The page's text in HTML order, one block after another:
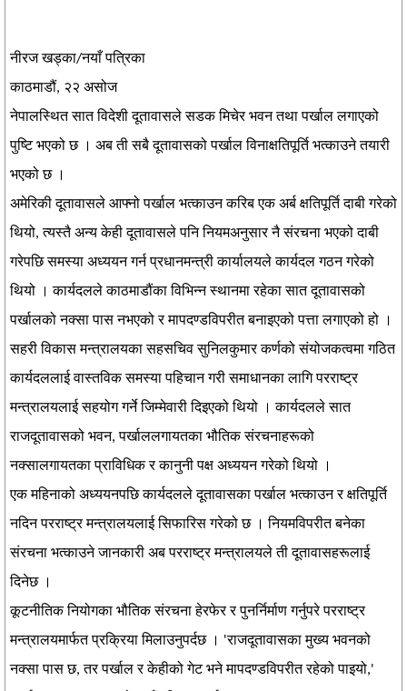
नीरज खड्का/नयाँ पत्रिका
काठमाडौं, २२ असोज
नेपालस्थित सात विदेशी दूतावासले सडक मिचेर भवन तथा पर्खाल लगाएको
पुष्टि भएको छ । अब ती सबै दूतावासको पर्खाल विनाक्षतिपूर्ति भत्काउने तयारी
भएको छ ।
अमेरिकी दूतावासले आफ्नो पर्खाल भत्काउन करिब एक अर्ब क्षतिपूर्ति दाबी गरेको
थियो, त्यस्तै अन्य केही दूतावासले पनि नियमअनुसार नै संरचना भएको दाबी
गरेपछि समस्या अध्ययन गर्न प्रधानमन्त्री कार्यालयले कार्यदल गठन गरेको
थियो । कार्यदलले काठमाडौंका विभिन्न स्थानमा रहेका सात दूतावासको
पर्खालको नक्सा पास नभएको र मापदण्डविपरीत बनाइएको पत्ता लगाएको हो ।
सहरी विकास मन्त्रालयका सहसचिव सुनिलकुमार कर्णको संयोजकत्वमा गठित
कार्यदललाई वास्तविक समस्या पहिचान गरी समाधानका लागि परराष्ट्र
मन्त्रालयलाई सहयोग गर्ने जिम्मेवारी दिइएको थियो । कार्यदलले सात
राजदूतावासको भवन, पर्खाललगायतका भौतिक संरचनाहरूको
नक्सालगायतका प्राविधिक र कानुनी पक्ष अध्ययन गरेको थियो ।
एक महिनाको अध्ययनपछि कार्यदलले दूतावासका पर्खाल भत्काउन र क्षतिपूर्ति
नदिन परराष्ट्र मन्त्रालयलाई सिफारिस गरेको छ । नियमविपरीत बनेका
संरचना भत्काउने जानकारी अब परराष्ट्र मन्त्रालयले ती दूतावासहरूलाई
दिनेछ ।
कूटनीतिक नियोगका भौतिक संरचना हेरफेर र पुनर्निर्माण गर्नुपरे परराष्ट्र
मन्त्रालयमार्फत प्रक्रिया मिलाउनुपर्दछ । 'राजदूतावासका मुख्य भवनको
नक्सा पास छ, तर पर्खाल र केहीको गेट भने मापदण्डविपरीत रहेको पाइयो,'